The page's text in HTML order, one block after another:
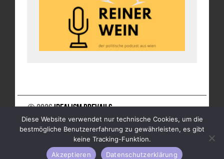
© 2026Idealism Prevails
UNTERSTÜTZE UNS
NEWSLETTER
IMPRESSUM
Diese Website verwendet nur technische Cookies, um die
bestmögliche Benutzererfahrung zu gewährleisten, es gibt
keine Tracking-Funktion.
Akzeptieren
Datenschutzerklärung